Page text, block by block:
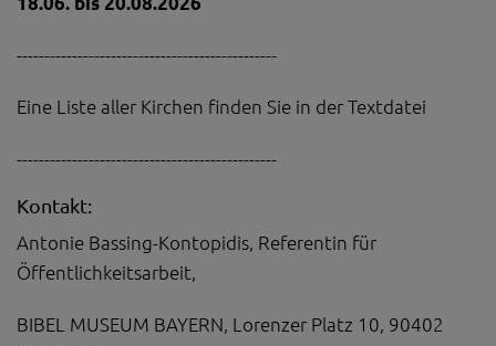
-----------------------------------------------
Eine Liste aller Kirchen finden Sie in der Textdatei
-----------------------------------------------
Kontakt:
Antonie Bassing-Kontopidis, Referentin für
Öffentlichkeitsarbeit,
BIBEL MUSEUM BAYERN, Lorenzer Platz 10, 90402